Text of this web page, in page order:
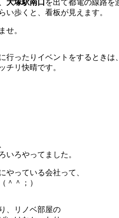
大塚駅南口 を出て都電の線路を
い歩くと、看板が見えます。
せ。
行ったりイベントをするときは、
チリ快晴です。
いろやってました。
やっている会社って、
＾＾；）
、リノベ部屋の